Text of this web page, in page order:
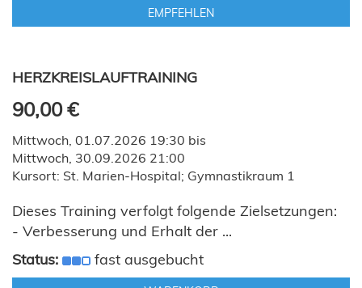
EMPFEHLEN
HERZKREISLAUFTRAINING
90,00 €
Mittwoch, 01.07.2026 19:30 bis
Mittwoch, 30.09.2026 21:00
Kursort: St. Marien-Hospital; Gymnastikraum 1
Dieses Training verfolgt folgende Zielsetzungen:
- Verbesserung und Erhalt der ...
Status:
fast ausgebucht